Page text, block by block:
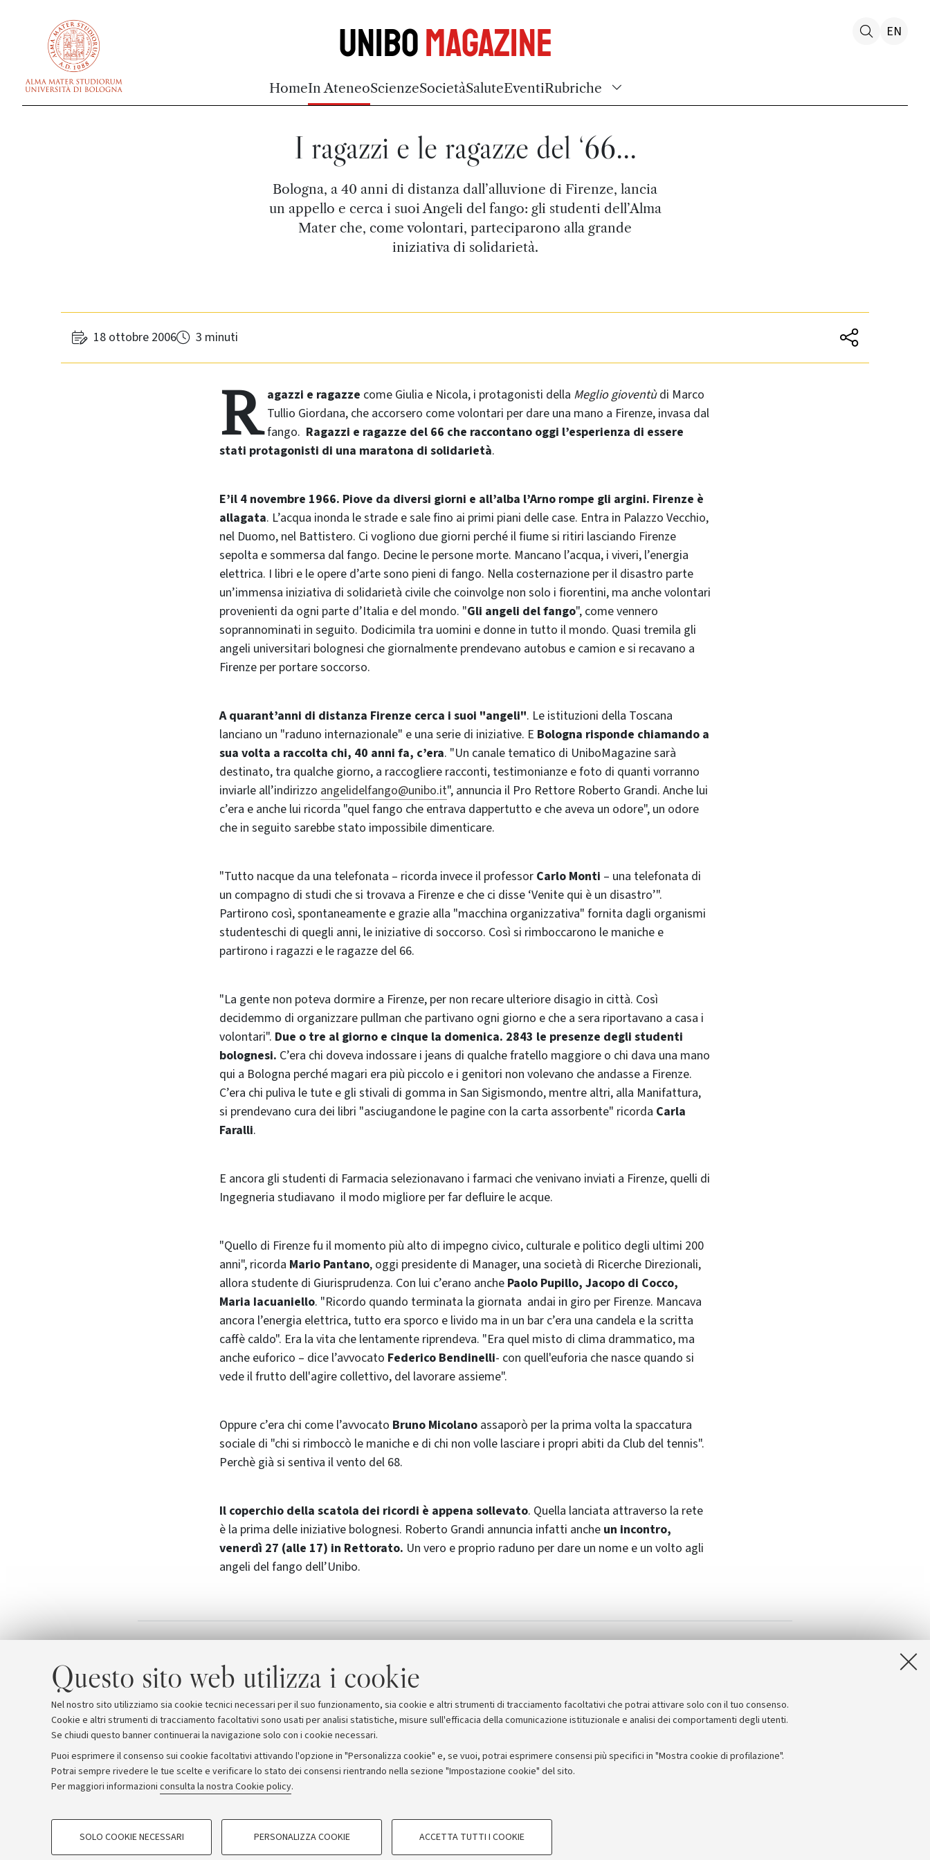
Questo sito web utilizza i cookie
Nel nostro sito utilizziamo sia cookie tecnici necessari per il suo funzionamento, sia cookie e altri strumenti di tracciamento facoltativi che potrai attivare solo con il tuo consenso.
Cookie e altri strumenti di tracciamento facoltativi sono usati per analisi statistiche, misure sull'efficacia della comunicazione istituzionale e analisi dei comportamenti degli utenti.
Se chiudi questo banner continuerai la navigazione solo con i cookie necessari.
Puoi esprimere il consenso sui cookie facoltativi attivando l'opzione in "Personalizza cookie" e, se vuoi, potrai esprimere consensi più specifici in "Mostra cookie di profilazione".
Potrai sempre rivedere le tue scelte e verificare lo stato dei consensi rientrando nella sezione "Impostazione cookie" del sito.
Per maggiori informazioni consulta la nostra Cookie policy.
COOKIE DI PROFILAZIONE - FACOLTATIVI COOKIE TECNICI - NECESSARI
SOLO COOKIE NECESSARI PERSONALIZZA COOKIE ACCETTA TUTTI I COOKIE
UniboMagazine
HomeIn AteneoScienzeSocietàSaluteEventiRubriche
EN
I ragazzi e le ragazze del ‘66...
Bologna, a 40 anni di distanza dall’alluvione di Firenze, lancia
un appello e cerca i suoi Angeli del fango: gli studenti dell’Alma
Mater che, come volontari, parteciparono alla grande
iniziativa di solidarietà.
18 ottobre 2006 3 minuti
R agazzi e ragazze come Giulia e Nicola, i protagonisti della Meglio gioventùdi Marco
Tullio Giordana, che accorsero come volontari per dare una mano a Firenze, invasa dal
fango. Ragazzi e ragazze del 66 che raccontano oggi l’esperienza di essere
stati protagonisti di una maratona di solidarietà.
E’il 4 novembre 1966. Piove da diversi giorni e all’alba l’Arno rompe gli argini. Firenze è
allagata. L’acqua inonda le strade e sale fino ai primi piani delle case. Entra in Palazzo Vecchio,
nel Duomo, nel Battistero. Ci vogliono due giorni perché il fiume si ritiri lasciando Firenze
sepolta e sommersa dal fango. Decine le persone morte. Mancano l’acqua, i viveri, l’energia
elettrica. I libri e le opere d’arte sono pieni di fango. Nella costernazione per il disastro parte
un’immensa iniziativa di solidarietà civile che coinvolge non solo i fiorentini, ma anche volontari
provenienti da ogni parte d’Italia e del mondo. "Gli angeli del fango", come vennero
soprannominati in seguito. Dodicimila tra uomini e donne in tutto il mondo. Quasi tremila gli
angeli universitari bolognesi che giornalmente prendevano autobus e camion e si recavano a
Firenze per portare soccorso.
A quarant’anni di distanza Firenze cerca i suoi "angeli". Le istituzioni della Toscana
lanciano un "raduno internazionale" e una serie di iniziative. E Bologna risponde chiamando a
sua volta a raccolta chi, 40 anni fa, c’era. "Un canale tematico di UniboMagazine sarà
destinato, tra qualche giorno, a raccogliere racconti, testimonianze e foto di quanti vorranno
inviarle all’indirizzo angelidelfango@unibo.it", annuncia il Pro Rettore Roberto Grandi. Anche lui
c’era e anche lui ricorda "quel fango che entrava dappertutto e che aveva un odore", un odore
che in seguito sarebbe stato impossibile dimenticare.
"Tutto nacque da una telefonata – ricorda invece il professor Carlo Monti – una telefonata di
un compagno di studi che si trovava a Firenze e che ci disse ‘Venite qui è un disastro’".
Partirono così, spontaneamente e grazie alla "macchina organizzativa" fornita dagli organismi
studenteschi di quegli anni, le iniziative di soccorso. Così si rimboccarono le maniche e
partirono i ragazzi e le ragazze del 66.
"La gente non poteva dormire a Firenze, per non recare ulteriore disagio in città. Così
decidemmo di organizzare pullman che partivano ogni giorno e che a sera riportavano a casa i
volontari". Due o tre al giorno e cinque la domenica. 2843 le presenze degli studenti
bolognesi. C’era chi doveva indossare i jeans di qualche fratello maggiore o chi dava una mano
qui a Bologna perché magari era più piccolo e i genitori non volevano che andasse a Firenze.
C’era chi puliva le tute e gli stivali di gomma in San Sigismondo, mentre altri, alla Manifattura,
si prendevano cura dei libri "asciugandone le pagine con la carta assorbente" ricorda Carla
Faralli.
E ancora gli studenti di Farmacia selezionavano i farmaci che venivano inviati a Firenze, quelli di
Ingegneria studiavano il modo migliore per far defluire le acque.
"Quello di Firenze fu il momento più alto di impegno civico, culturale e politico degli ultimi 200
anni", ricorda Mario Pantano, oggi presidente di Manager, una società di Ricerche Direzionali,
allora studente di Giurisprudenza. Con lui c’erano anche Paolo Pupillo, Jacopo di Cocco,
Maria Iacuaniello. "Ricordo quando terminata la giornata andai in giro per Firenze. Mancava
ancora l’energia elettrica, tutto era sporco e livido ma in un bar c’era una candela e la scritta
caffè caldo". Era la vita che lentamente riprendeva. "Era quel misto di clima drammatico, ma
anche euforico – dice l’avvocato Federico Bendinelli- con quell'euforia che nasce quando si
vede il frutto dell'agire collettivo, del lavorare assieme".
Oppure c’era chi come l’avvocato Bruno Micolano assaporò per la prima volta la spaccatura
sociale di "chi si rimboccò le maniche e di chi non volle lasciare i propri abiti da Club del tennis".
Perchè già si sentiva il vento del 68.
Il coperchio della scatola dei ricordi è appena sollevato. Quella lanciata attraverso la rete
è la prima delle iniziative bolognesi. Roberto Grandi annuncia infatti anche un incontro,
venerdì 27 (alle 17) in Rettorato. Un vero e proprio raduno per dare un nome e un volto agli
angeli del fango dell’Unibo.
Allegati
Archivio Comunicati stampa Redazione Rassegna stampa
© Copyright 2026 - ALMA MATER STUDIORUM - Università di Bologna - Via Zamboni, 33 - 40126 Bologna - PI: 01131710376 - CF: 80007010376